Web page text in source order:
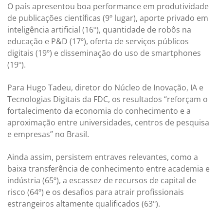
O país apresentou boa performance em produtividade
de publicações científicas (9º lugar), aporte privado em
inteligência artificial (16º), quantidade de robôs na
educação e P&D (17º), oferta de serviços públicos
digitais (19º) e disseminação do uso de smartphones
(19º).
Para Hugo Tadeu, diretor do Núcleo de Inovação, IA e
Tecnologias Digitais da FDC, os resultados “reforçam o
fortalecimento da economia do conhecimento e a
aproximação entre universidades, centros de pesquisa
e empresas” no Brasil.
Ainda assim, persistem entraves relevantes, como a
baixa transferência de conhecimento entre academia e
indústria (65º), a escassez de recursos de capital de
risco (64º) e os desafios para atrair profissionais
estrangeiros altamente qualificados (63º).